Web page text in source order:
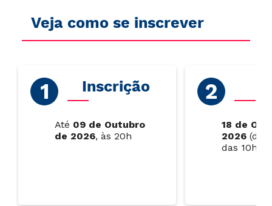
Veja como se inscrever
Inscrição
Até 09 de Outubro
de 2026, às 20h
18 de
2026
das 10h